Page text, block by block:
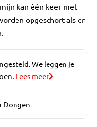
kan één keer met
opgeschort als er
We leggen je
Lees meer
Dongen